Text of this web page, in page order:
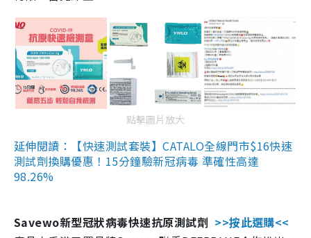
點擊圖片放大
延伸閱讀：【快速測試套裝】CATALO全線門市$16快速
測試劑換購優惠！15分鐘驗新冠病毒 準確性高達
98.26%
Savewo新型冠狀病毒快速抗原測試劑 >>按此選購<<